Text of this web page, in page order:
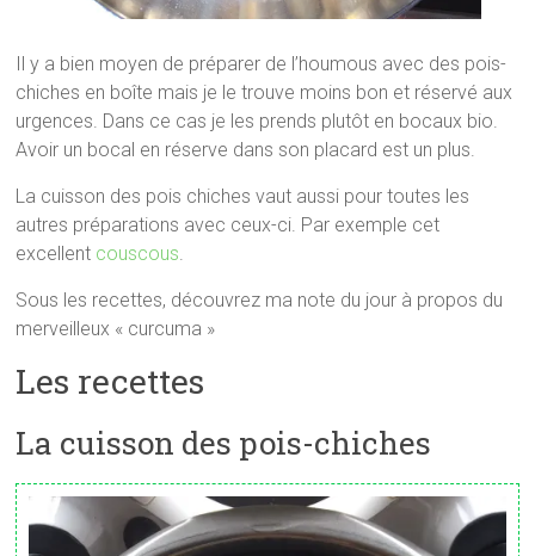
Il y a bien moyen de préparer de l’houmous avec des pois-
chiches en boîte mais je le trouve moins bon et réservé aux
urgences. Dans ce cas je les prends plutôt en bocaux bio.
Avoir un bocal en réserve dans son placard est un plus.
La cuisson des pois chiches vaut aussi pour toutes les
autres préparations avec ceux-ci. Par exemple cet
excellent couscous.
Sous les recettes, découvrez ma note du jour à propos du
merveilleux « curcuma »
Les recettes
La cuisson des pois-chiches